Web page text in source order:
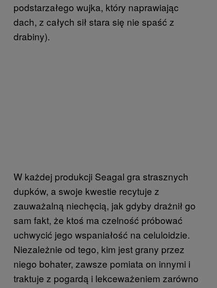
podstarzałego wujka, który naprawiając
dach, z całych sił stara się nie spaść z
drabiny).
W każdej produkcji Seagal gra strasznych
dupków, a swoje kwestie recytuje z
zauważalną niechęcią, jak gdyby drażnił go
sam fakt, że ktoś ma czelność próbować
uchwycić jego wspaniałość na celuloidzie.
Niezależnie od tego, kim jest grany przez
niego bohater, zawsze pomiata on innymi i
traktuje z pogardą i lekceważeniem zarówno